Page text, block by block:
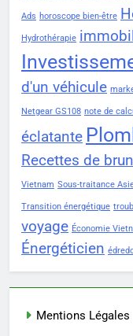
Ads horoscope bien-être
Hydrothérapie
d'un véhicule
Netgear GS108 note de
éclatante
Recettes de
Vietnam Sous-traitance
Transition énergétique
voyage Économie
Énergéticien
Mentions Légales